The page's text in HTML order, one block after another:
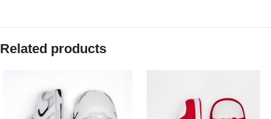
Related products